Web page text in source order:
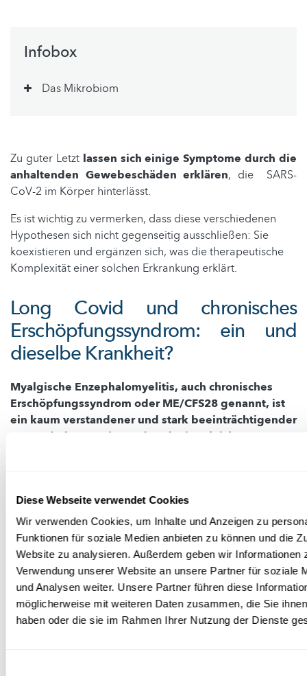
Diese Webseite verwendet Cookies
Wir verwenden Cookies, um Inhalte und Anzeigen zu
Funktionen für soziale Medien anbieten zu können und die
Website zu analysieren. Außerdem geben wir Informationen
Verwendung unserer Website an unsere Partner für soziale
und Analysen weiter. Unsere Partner führen diese
möglicherweise mit weiteren Daten zusammen, die Sie
haben oder die sie im Rahmen Ihrer Nutzung der Dienste
Infobox
Das Mikrobiom
Zu guter Letzt lassen sich einige Symptome durch die
anhaltenden Gewebeschäden erklären, die SARS-
CoV-2 im Körper hinterlässt.
Es ist wichtig zu vermerken, dass diese verschiedenen
Hypothesen sich nicht gegenseitig ausschließen: Sie
koexistieren und ergänzen sich, was die therapeutische
Komplexität einer solchen Erkrankung erklärt.
Long Covid und chronisches
Erschöpfungssyndrom: ein und
dieselbe Krankheit?
Myalgische Enzephalomyelitis, auch chronisches
Erschöpfungssyndrom oder ME/CFS28 genannt, ist
ein kaum verstandener und stark beeinträchtigender
Zustand, der vorwiegend nach einer leichten
sich also nicht um eine seltene Erkrankung
Symptome können Monate, Jahre oder sogar lebenslang
anhalten. Die Betroffenen leiden unter einer hartnäckigen
Form chronischer Müdigkeit, die durch Ruhe und Schlaf
nicht gelindert, durch körperliche oder geistige
Anstrengung verschlimmert und von vielen weiteren
(neurologischen, intestinalen, grippeähnlichen)
Symptomen begleitet wird.